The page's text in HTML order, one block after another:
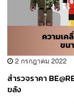
2 กรกฎาคม 2022
สำรวจราคา
ขลัง